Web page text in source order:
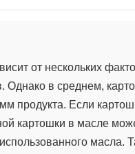
от нескольких
Однако в среднем,
продукта. Если
картошки в масле
масла.